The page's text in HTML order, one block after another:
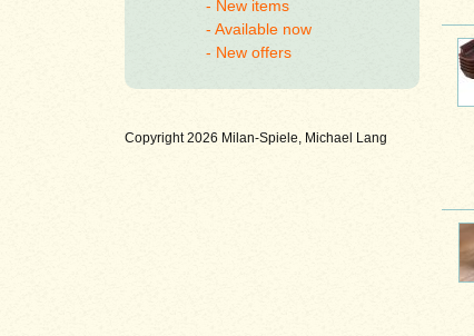
New items
Available now
New offers
Copyright 2026 Milan-Spiele, Michael Lang